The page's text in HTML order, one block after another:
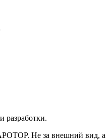
разработки.
Не за внешний вид, а